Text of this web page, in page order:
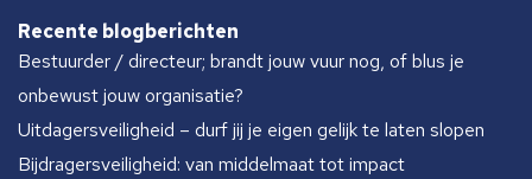
Recente blogberichten
Bestuurder / directeur; brandt jouw vuur nog, of blus je
onbewust jouw organisatie?
Uitdagersveiligheid – durf jij je eigen gelijk te laten slopen
Bijdragersveiligheid: van middelmaat tot impact